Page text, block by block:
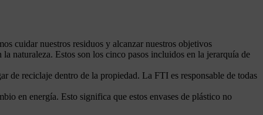
cuidar nuestros residuos y alcanzar nuestros objetivos
naturaleza. Estos son los cinco pasos incluidos en la jerarquía de
de reciclaje dentro de la propiedad. La FTI es responsable de todas
en energía. Esto significa que estos envases de plástico no